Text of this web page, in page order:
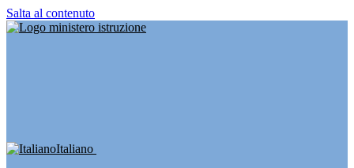
Salta al contenuto
Italiano